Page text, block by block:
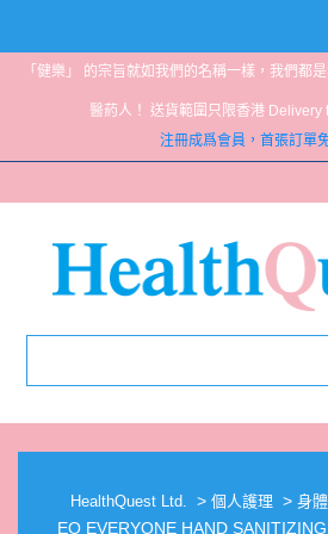
「健樂」 的宗旨就如我們的名稱一樣，我們都
醫葯人！ 送貨範圍只限香港 Delivery
注冊成爲會員，首張訂單
HealthQuest Ltd. > 個人護理 > 身
EO EVERYONE HAND